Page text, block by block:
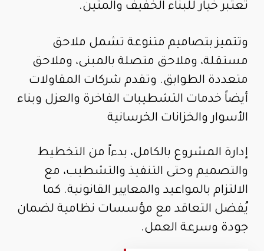
تعتبر خيار للبناء الخفيف والمتين.
وتتميز بتصاميم متنوعة تشمل ملاحق
مستقلة، وملاحق متصلة بالمبنى، وملاحق
متعددة الطوابق. وتقدم شركات المقاولات
أيضاً خدمات التشطيبات الفاخرة والعزل وبناء
الأسوار والخزانات الخرسانية
إدارة المشروع بالكامل، بدءاً من التخطيط
والتصميم وحتى التنفيذ والتشطيب، مع
الالتزام بالمواعيد والمعايير القانونية. كما
يُفضل التعاقد مع مؤسسات نظامية لضمان
جودة وسرعة العمل.